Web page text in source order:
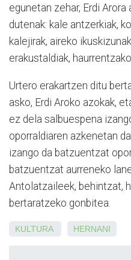
egunetan zehar, Erdi
dutenak: kale antzerkiak,
kalejirak, aireko
erakustaldiak,
Urtero erakartzen ditu
asko, Erdi Aroko azokak,
ez dela salbuespena
oporraldiaren azkenetan
izango da batzuentzat
batzuentzat aurreneko
Antolatzaileek, behintzat,
bertaratzeko gonbitea.
KULTURA HERNANI